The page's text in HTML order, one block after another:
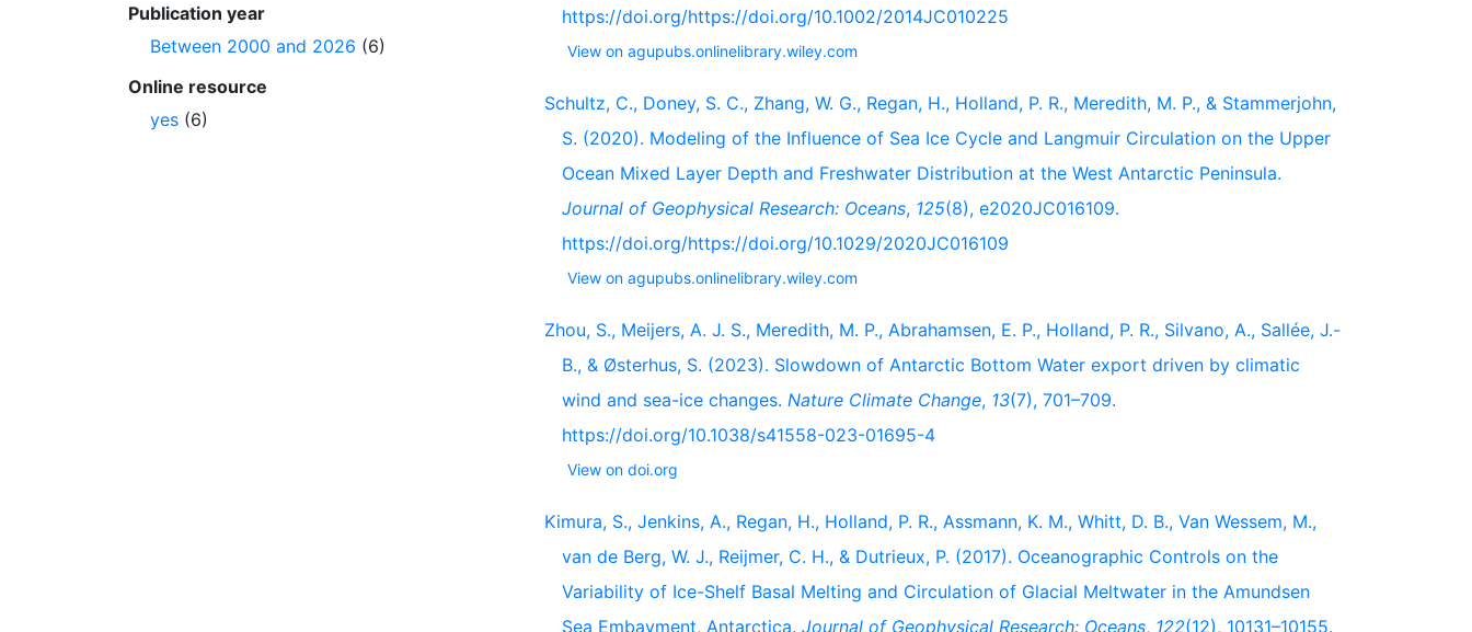
https://doi.org/https://doi.org/10.1002/2014JC010225
View on agupubs.onlinelibrary.wiley.com
Schultz, C., Doney, S. C., Zhang, W. G., Regan, H., Holland, P. R., Meredith, M. P., & Stammerjohn,
S. (2020). Modeling of the Influence of Sea Ice Cycle and Langmuir Circulation on the Upper
Ocean Mixed Layer Depth and Freshwater Distribution at the West Antarctic Peninsula.
Journal of Geophysical Research: Oceans, 125(8), e2020JC016109.
https://doi.org/https://doi.org/10.1029/2020JC016109
View on agupubs.onlinelibrary.wiley.com
Zhou, S., Meijers, A. J. S., Meredith, M. P., Abrahamsen, E. P., Holland, P. R., Silvano, A., Sallée, J.-
B., & Østerhus, S. (2023). Slowdown of Antarctic Bottom Water export driven by climatic
wind and sea-ice changes. Nature Climate Change, 13(7), 701–709.
https://doi.org/10.1038/s41558-023-01695-4
View on doi.org
Kimura, S., Jenkins, A., Regan, H., Holland, P. R., Assmann, K. M., Whitt, D. B., Van Wessem, M.,
van de Berg, W. J., Reijmer, C. H., & Dutrieux, P. (2017). Oceanographic Controls on the
Variability of Ice-Shelf Basal Melting and Circulation of Glacial Meltwater in the Amundsen
Sea Embayment, Antarctica. Journal of Geophysical Research: Oceans, 122(12), 10131–10155.
Publication year
Between 2000 and 2026 (6)
Online resource
yes (6)